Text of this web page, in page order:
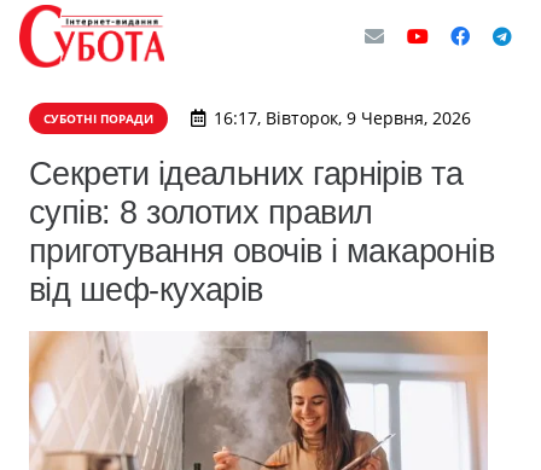
СУБОТНІ ПОРАДИ 16:17, Вівторок, 9 Червня, 2026
Секрети ідеальних гарнірів та
супів: 8 золотих правил
приготування овочів і макаронів
від шеф-кухарів